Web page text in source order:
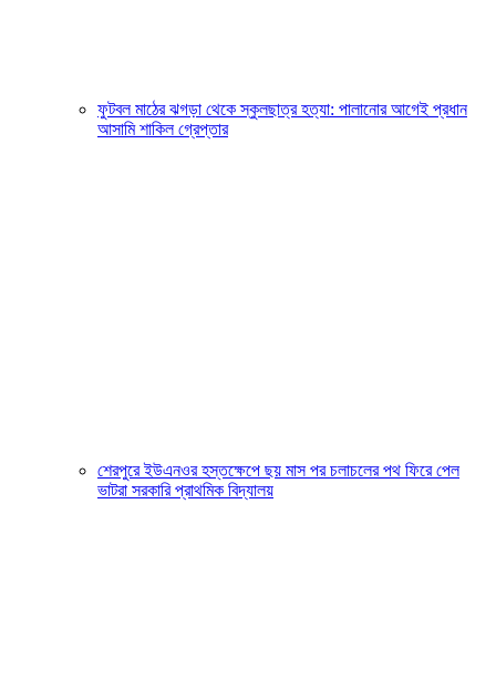
ফুটবল মাঠের ঝগড়া থেকে স্কুলছাত্র হত্যা: পালানোর আগেই প্রধান
আসামি শাকিল গ্রেপ্তার
শেরপুরে ইউএনওর হস্তক্ষেপে ছয় মাস পর চলাচলের পথ ফিরে পেল
ভাটরা সরকারি প্রাথমিক বিদ্যালয়